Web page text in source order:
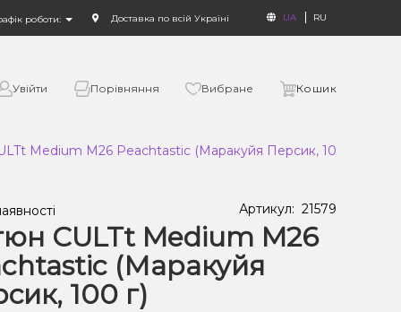
роботи: Доставка по всій Україні UA RU
Увійти Порівняння Вибране Кошик
Medium M26 Peachtastic (Маракуйя Персик, 100 г)
Артикул: 21579
CULTt Medium M26
(Маракуйя
100 г)